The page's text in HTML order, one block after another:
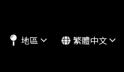
地區 繁體中文